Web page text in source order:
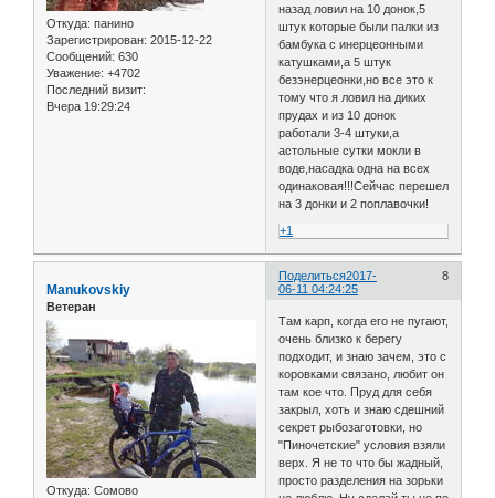
Откуда: панино
Зарегистрирован: 2015-12-22
Сообщений: 630
Уважение: +4702
Последний визит:
Вчера 19:29:24
назад ловил на 10 донок,5
штук которые были палки из
бамбука с инерцеонными
катушками,а 5 штук
безэнерцеонки,но все это к
тому что я ловил на диких
прудах и из 10 донок
работали 3-4 штуки,а
астольные сутки мокли в
воде,насадка одна на всех
одинаковая!!!Сейчас перешел
на 3 донки и 2 поплавочки!
+1
Поделиться 8
2017-
06-11 04:24:25
Manukovskiy
Ветеран
Откуда: Сомово
Там карп, когда его не пугают,
очень близко к берегу
подходит, и знаю зачем, это с
коровками связано, любит он
там кое что. Пруд для себя
закрыл, хоть и знаю сдешний
секрет рыбозаготовки, но
"Пиночетские" условия взяли
верх. Я не то что бы жадный,
просто разделения на зорьки